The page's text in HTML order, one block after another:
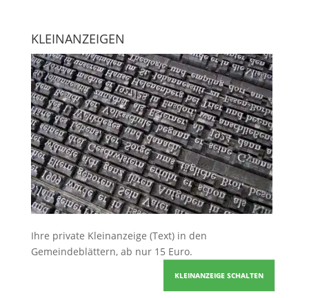
KLEINANZEIGEN
Ihre private Kleinanzeige (Text) in den
Gemeindeblättern, ab nur 15 Euro.
KLEINANZEIGE SCHALTEN